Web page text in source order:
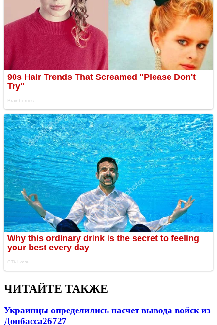
ЧИТАЙТЕ ТАКЖЕ
Украинцы определились насчет вывода войск из
Донбасса26727